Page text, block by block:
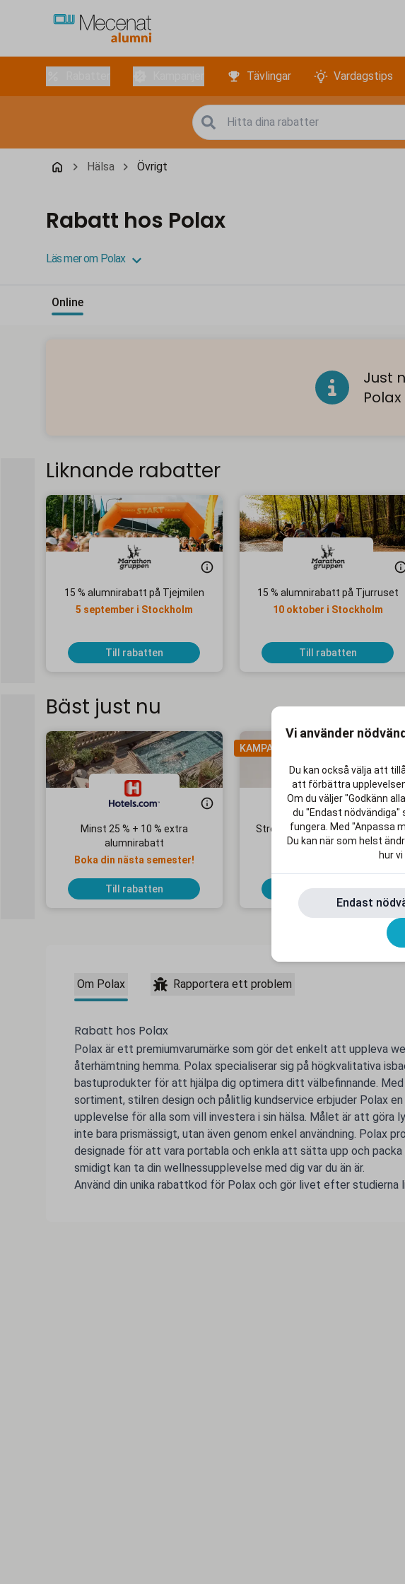
Tävlingar Vardagstips
Hälsa Övrigt
Rabatt hos Polax
Läs mer om Polax
Online
Just
Polax
Om Polax Rapportera ett problem
Rabatt hos Polax
Polax är ett premiumvarumärke som gör det enkelt att uppleva
återhämtning hemma. Polax specialiserar sig på högkvalitativa
bastuprodukter för att hjälpa dig optimera ditt välbefinnande.
sortiment, stilren design och pålitlig kundservice erbjuder Polax
upplevelse för alla som vill investera i sin hälsa. Målet är att göra
inte bara prismässigt, utan även genom enkel användning. Polax
designade för att vara portabla och enkla att sätta upp och packa
smidigt kan ta din wellnessupplevelse med dig var du än är.
Använd din unika rabattkod för Polax och gör livet efter studierna
Liknande rabatter
15 % alumnirabatt på Tjejmilen
5 september i Stockholm
Till rabatten
15 % alumnirabatt på Tjurruset
10 oktober i Stockholm
Till rabatten
Bäst just nu
Minst 25 % + 10 % extra
alumnirabatt
Boka din nästa semester!
Till rabatten
KAMPANJ
Streaming Max för 119 kr/mån i
12 mån
Till rabatten
Vi använder
Du kan också välja att
att förbättra
Om du väljer "Godkänn
du "Endast
fungera. Med "Anpassa
Du kan när som helst
hur vi
Endast